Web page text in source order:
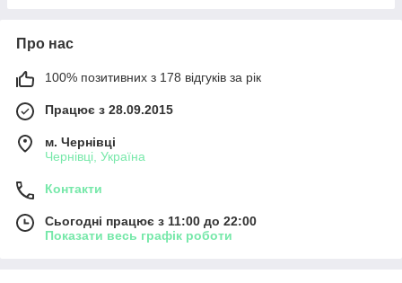
Про нас
100% позитивних з 178 відгуків за рік
Працює з 28.09.2015
м. Чернівці
Чернівці, Україна
Контакти
Сьогодні працює з 11:00 до 22:00
Показати весь графік роботи